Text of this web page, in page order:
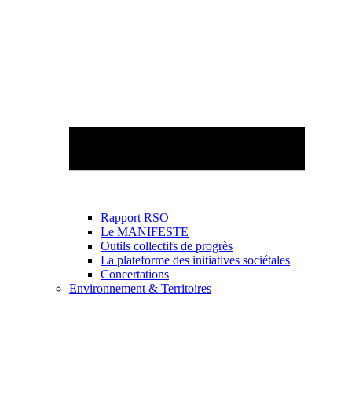
Rapport RSO
Le MANIFESTE
Outils collectifs de progrès
La plateforme des initiatives sociétales
Concertations
Environnement & Territoires